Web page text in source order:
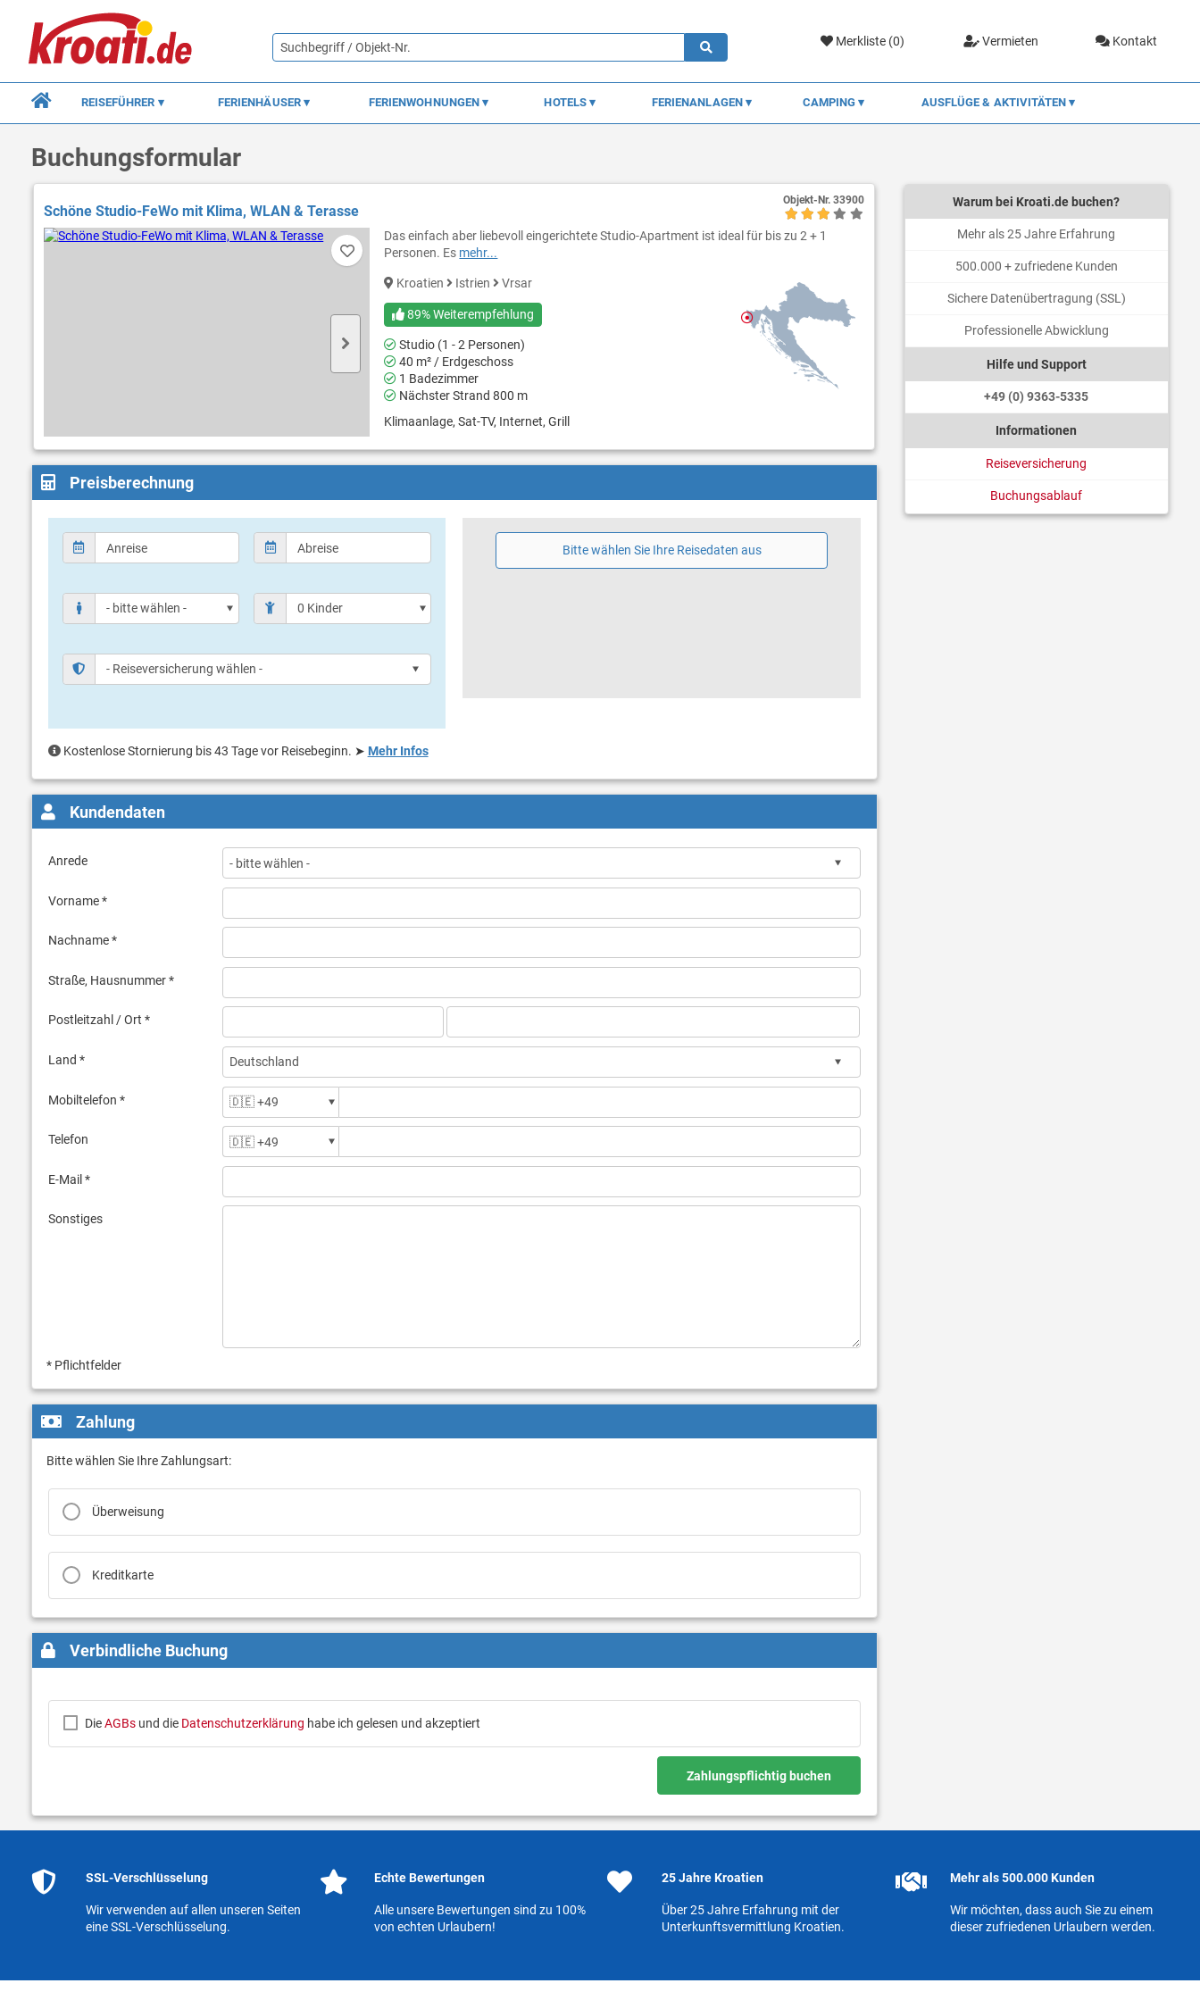
Merkliste (0) Vermieten Kontakt
REISEFÜHRER FERIENHÄUSER FERIENWOHNUNGEN HOTELS FERIENANLAGEN CAMPING AUSFLÜGE & AKTIVITÄTEN
Buchungsformular
Schöne Studio-FeWo mit Klima, WLAN & Terasse
Das einfach aber liebevoll eingerichtete Studio-Apartment ist ideal für bis zu 2 + 1
Personen. Es mehr...
Kroatien Istrien Vrsar
89% Weiterempfehlung
Studio (1 - 2 Personen)
40 m² / Erdgeschoss
1 Badezimmer
Nächster Strand 800 m
Klimaanlage, Sat-TV, Internet, Grill
Objekt-Nr.33900
Preisberechnung
Kostenlose Stornierung bis 43 Tage vor Reisebeginn. ➤ Mehr Infos
Bitte wählen Sie Ihre Reisedaten aus
Kundendaten
Anrede
Vorname *
Nachname *
Straße, Hausnummer *
Postleitzahl / Ort *
Land *
Mobiltelefon *
Telefon
E-Mail *
Sonstiges
* Pflichtfelder
Zahlung
Bitte wählen Sie Ihre Zahlungsart:
Überweisung
Kreditkarte
Verbindliche Buchung
DieAGBsund die Datenschutzerklärung habe ich gelesen und akzeptiert
Zahlungspflichtig buchen
Warum bei Kroati.de buchen?
Mehr als 25 Jahre Erfahrung
500.000 + zufriedene Kunden
Sichere Datenübertragung (SSL)
Professionelle Abwicklung
Hilfe und Support
+49 (0) 9363-5335
Informationen
Reiseversicherung
Buchungsablauf
SSL-Verschlüsselung
Wir verwenden auf allen unseren Seiten
eine SSL-Verschlüsselung.
Echte Bewertungen
Alle unsere Bewertungen sind zu 100%
von echten Urlaubern!
25 Jahre Kroatien
Über 25 Jahre Erfahrung mit der
Unterkunftsvermittlung Kroatien.
Mehr als 500.000 Kunden
Wir möchten, dass auch Sie zu einem
dieser zufriedenen Urlaubern werden.